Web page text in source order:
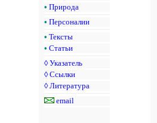
• Природа
• Персоналии
• Тексты
• Статьи
◊ Указатель
◊ Ссылки
◊ Литература
email